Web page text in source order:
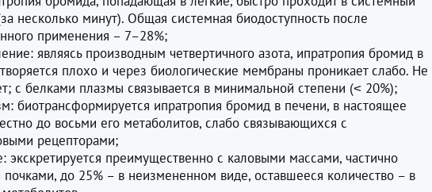
несколько минут). Общая системная биодоступность после
применения – 7–28%;
являясь производным четвертичного азота, ипратропия бромид в
плохо и через биологические мембраны проникает слабо. Не
с белками плазмы связывается в минимальной степени (˂ 20%);
биотрансформируется ипратропия бромид в печени, в настоящее
до восьми его метаболитов, слабо связывающихся с
рецепторами;
экскретируется преимущественно с каловыми массами, частично
почками, до 25% – в неизмененном виде, оставшееся количество – в